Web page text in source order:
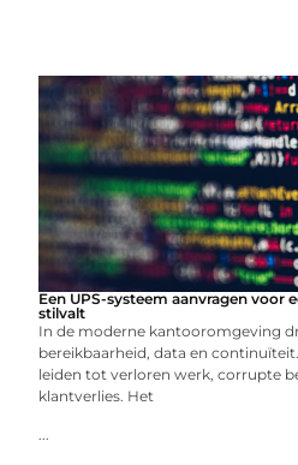
Een UPS-systeem aanvragen voor
stilvalt
In de moderne kantooromgeving
bereikbaarheid, data en
leiden tot verloren werk, corrupte
klantverlies. Het
...